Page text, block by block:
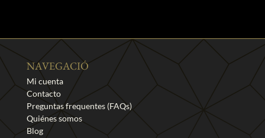
NAVEGACIÓ
Mi cuenta
Contacto
Preguntas frequentes (FAQs)
Quiénes somos
Blog